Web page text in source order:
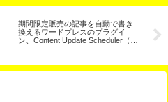
期間限定販売の記事を自動で書き
換えるワードプレスのプラグイ
ン、Content Update Scheduler（コ
ル
で